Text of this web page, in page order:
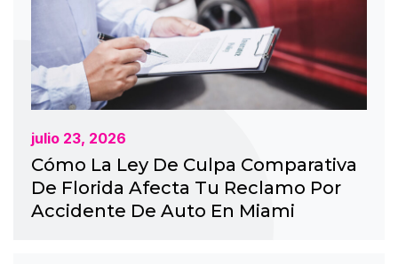
julio 23, 2026
Cómo La Ley De Culpa Comparativa
De Florida Afecta Tu Reclamo Por
Accidente De Auto En Miami